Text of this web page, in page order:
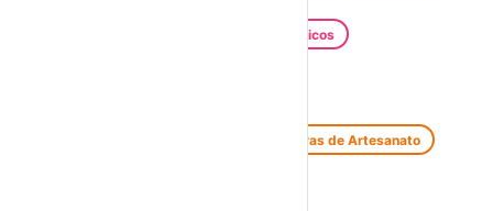
Festivais Gastronómicos
Feiras de Artesanato